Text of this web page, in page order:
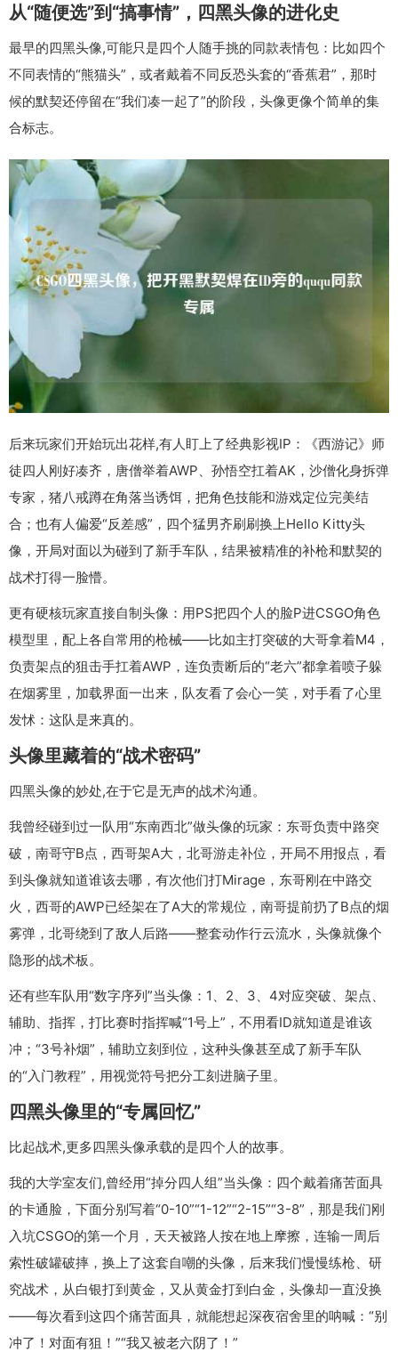
从“随便选”到“搞事情”，四黑头像的进化史
最早的四黑头像,可能只是四个人随手挑的同款表情包：比如四个
不同表情的“熊猫头”，或者戴着不同反恐头套的“香蕉君”，那时
候的默契还停留在“我们凑一起了”的阶段，头像更像个简单的集
合标志。
后来玩家们开始玩出花样,有人盯上了经典影视IP：《西游记》师
徒四人刚好凑齐，唐僧举着AWP、孙悟空扛着AK，沙僧化身拆弹
专家，猪八戒蹲在角落当诱饵，把角色技能和游戏定位完美结
合；也有人偏爱“反差感”，四个猛男齐刷刷换上Hello Kitty头
像，开局对面以为碰到了新手车队，结果被精准的补枪和默契的
战术打得一脸懵。
更有硬核玩家直接自制头像：用PS把四个人的脸P进CSGO角色
模型里，配上各自常用的枪械——比如主打突破的大哥拿着M4，
负责架点的狙击手扛着AWP，连负责断后的“老六”都拿着喷子躲
在烟雾里，加载界面一出来，队友看了会心一笑，对手看了心里
发怵：这队是来真的。
头像里藏着的“战术密码”
四黑头像的妙处,在于它是无声的战术沟通。
我曾经碰到过一队用“东南西北”做头像的玩家：东哥负责中路突
破，南哥守B点，西哥架A大，北哥游走补位，开局不用报点，看
到头像就知道谁该去哪，有次他们打Mirage，东哥刚在中路交
火，西哥的AWP已经架在了A大的常规位，南哥提前扔了B点的烟
雾弹，北哥绕到了敌人后路——整套动作行云流水，头像就像个
隐形的战术板。
还有些车队用“数字序列”当头像：1、2、3、4对应突破、架点、
辅助、指挥，打比赛时指挥喊“1号上”，不用看ID就知道是谁该
冲；“3号补烟”，辅助立刻到位，这种头像甚至成了新手车队
的“入门教程”，用视觉符号把分工刻进脑子里。
四黑头像里的“专属回忆”
比起战术,更多四黑头像承载的是四个人的故事。
我的大学室友们,曾经用“掉分四人组”当头像：四个戴着痛苦面具
的卡通脸，下面分别写着“0-10”“1-12”“2-15”“3-8”，那是我们刚
入坑CSGO的第一个月，天天被路人按在地上摩擦，连输一周后
索性破罐破摔，换上了这套自嘲的头像，后来我们慢慢练枪、研
究战术，从白银打到黄金，又从黄金打到白金，头像却一直没换
——每次看到这四个痛苦面具，就能想起深夜宿舍里的呐喊：“别
冲了！对面有狙！”“我又被老六阴了！”